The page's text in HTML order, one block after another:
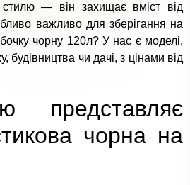
— він захищає вміст від
важливо для зберігання на
чорну 120л? У нас є моделі,
будівництва чи дачі, з цінами від
представляє
чорна на